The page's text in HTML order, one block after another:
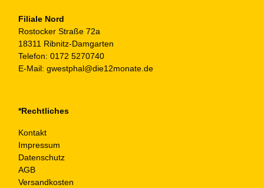
Filiale Nord
Rostocker Straße 72a
18311 Ribnitz-Damgarten
Telefon: 0172 5270740
E-Mail: gwestphal@die12monate.de
*Rechtliches
Kontakt
Impressum
Datenschutz
AGB
Versandkosten